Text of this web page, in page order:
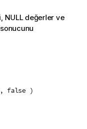
NULLdeğerler ve
false )